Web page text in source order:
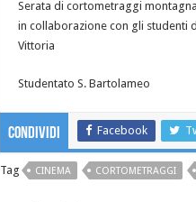
Serata di cortometraggi
in collaborazione con gli
Vittoria
Studentato S. Bartolameo
Condividi Facebook
Tag CINEMA CORTOMETRAGGI